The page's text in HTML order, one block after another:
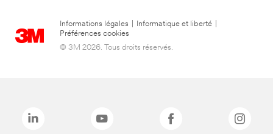
Informations légales Informatique et liberté
Préférences cookies
© 3M 2026. Tous droits réservés.